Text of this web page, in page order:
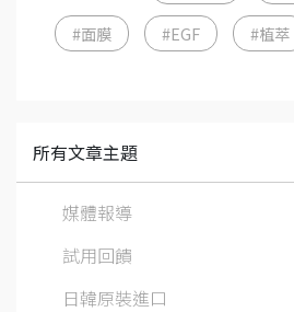
#面膜 #EGF #植萃
所有文章主題
媒體報導
試用回饋
日韓原裝進口